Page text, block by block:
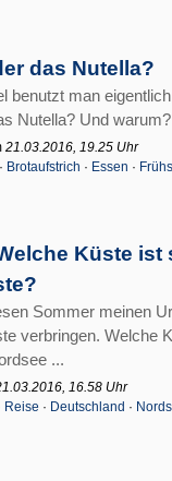
das Nutella?
benutzt man
Nutella? Und
21.03.2016, 19.25 Uhr
· Brotaufstrich · Essen ·
Küste
Sommer meinen
verbringen. Welche
...
16.58 Uhr
Reise · Deutschland ·